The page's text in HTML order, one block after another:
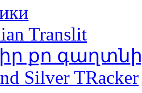
Translit
քո
Silver TRacker